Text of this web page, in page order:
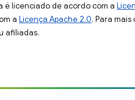
é licenciado de acordo com a
a Licença Apache 2.0. Para
afiliadas.